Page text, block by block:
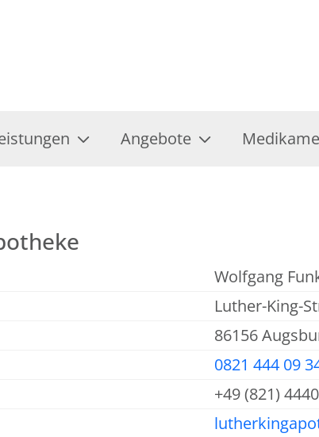
Angebote
Wolfgang
Luther-King-
86156
0821 444 09
+49 (821)